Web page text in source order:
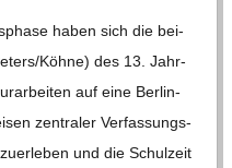
haben sich die bei­
​​Köhne) des 13. Jahr­
auf eine Ber­lin­
zen­tra­ler Ver­fas­sungs­
und die Schul­zeit